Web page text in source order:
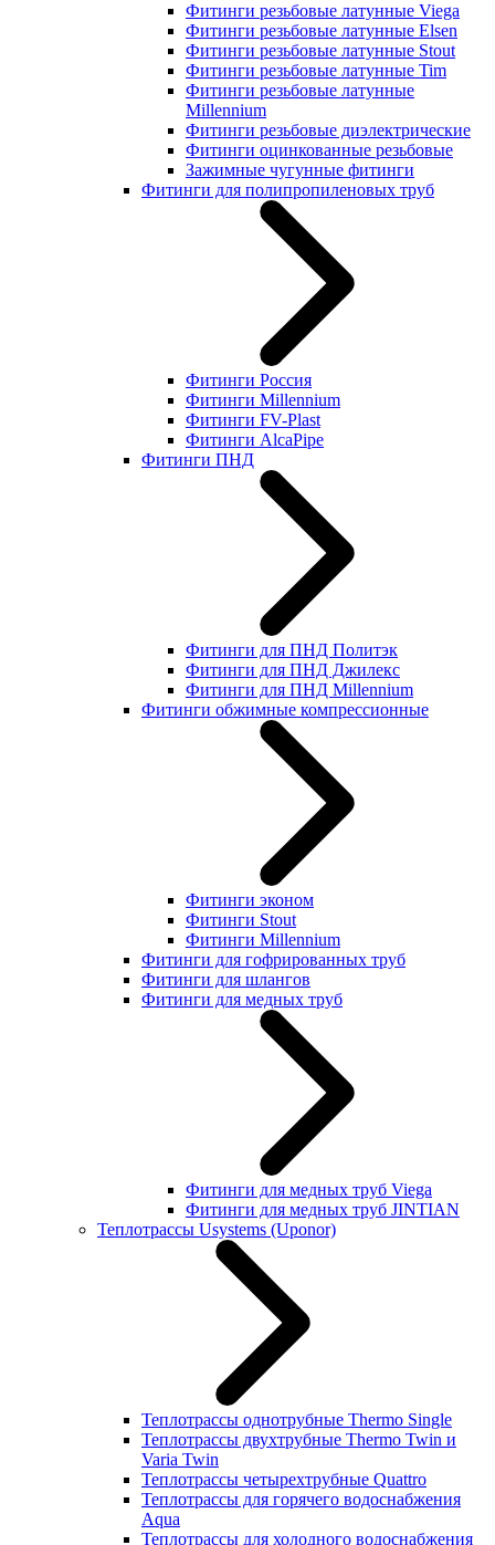
Фитинги резьбовые латунные Viega
Фитинги резьбовые латунные Elsen
Фитинги резьбовые латунные Stout
Фитинги резьбовые латунные Tim
Фитинги резьбовые латунные
Millennium
Фитинги резьбовые диэлектрические
Фитинги оцинкованные резьбовые
Зажимные чугунные фитинги
Фитинги для полипропиленовых труб
Фитинги Россия
Фитинги Millennium
Фитинги FV-Plast
Фитинги AlcaPipe
Фитинги ПНД
Фитинги для ПНД Политэк
Фитинги для ПНД Джилекс
Фитинги для ПНД Millennium
Фитинги обжимные компрессионные
Фитинги эконом
Фитинги Stout
Фитинги Millennium
Фитинги для гофрированных труб
Фитинги для шлангов
Фитинги для медных труб
Фитинги для медных труб Viega
Фитинги для медных труб JINTIAN
Теплотрассы Usystems (Uponor)
Теплотрассы однотрубные Thermo Single
Теплотрассы двухтрубные Thermo Twin и
Varia Twin
Теплотрассы четырехтрубные Quattro
Теплотрассы для горячего водоснабжения
Aqua
Теплотрассы для холодного водоснабжения